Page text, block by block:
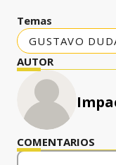
Temas
GUSTAVO
AUTOR
COMENTARIOS